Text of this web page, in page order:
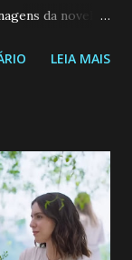
da novela?
(Camila
que realmente
suas energias a
orgulhando de
na
LEIA MAIS